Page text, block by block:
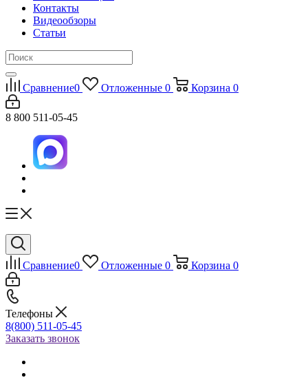
Контакты
Видеообзоры
Статьи
Сравнение0 Отложенные 0 Корзина 0
8 800 511-05-45
Сравнение0 Отложенные 0 Корзина 0
Телефоны
8(800) 511-05-45
Заказать звонок